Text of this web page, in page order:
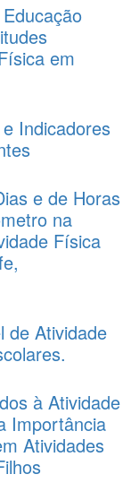
em
Indicadores
e de Horas
na
Física
de Atividade
à Atividade
Importância
Atividades